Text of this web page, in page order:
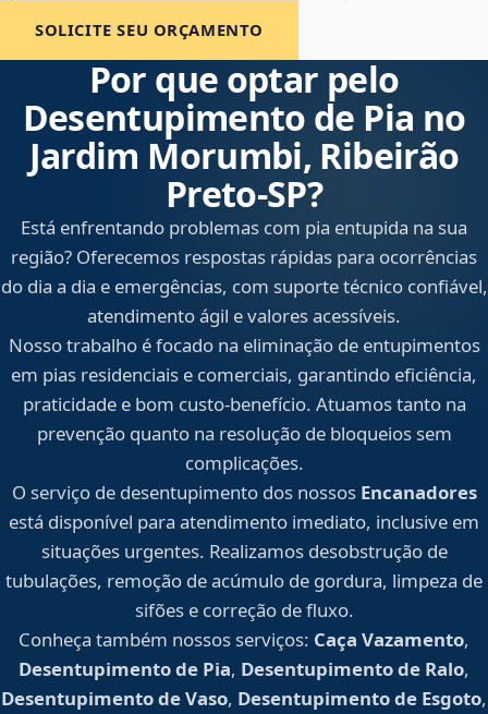
SOLICITE SEU ORÇAMENTO
Por que optar pelo
Desentupimento de Pia no
Jardim Morumbi, Ribeirão
Preto‑SP?
Está enfrentando problemas com pia entupida na sua
região? Oferecemos respostas rápidas para ocorrências
do dia a dia e emergências, com suporte técnico confiável,
atendimento ágil e valores acessíveis.
Nosso trabalho é focado na eliminação de entupimentos
em pias residenciais e comerciais, garantindo eficiência,
praticidade e bom custo-benefício. Atuamos tanto na
prevenção quanto na resolução de bloqueios sem
complicações.
O serviço de desentupimento dos nossos Encanadores
está disponível para atendimento imediato, inclusive em
situações urgentes. Realizamos desobstrução de
tubulações, remoção de acúmulo de gordura, limpeza de
sifões e correção de fluxo.
Conheça também nossos serviços: Caça Vazamento,
Desentupimento de Pia, Desentupimento de Ralo,
Desentupimento de Vaso, Desentupimento de Esgoto,